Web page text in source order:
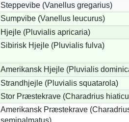
Steppevibe (Vanellus gregarius)
Sumpvibe (Vanellus leucurus)
Hjejle (Pluvialis apricaria)
Sibirisk Hjejle (Pluvialis fulva)
Amerikansk Hjejle (Pluvialis
Strandhjejle (Pluvialis squatarola)
Stor Præstekrave (Charadrius
Amerikansk Præstekrave
semipalmatus)